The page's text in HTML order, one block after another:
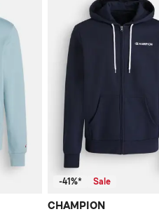
-41%* Sale
CHAMPION